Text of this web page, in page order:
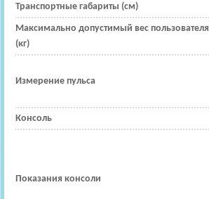
Транспортные габариты (см)
Максимально допустимый вес пользователя
(кг)
Измерение пульса
Консоль
Показания консоли